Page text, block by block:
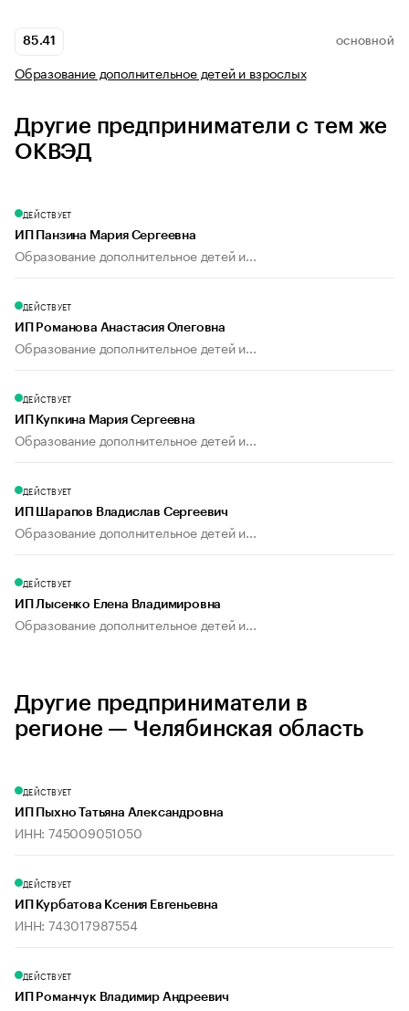
85.41 ОСНОВНОЙ
Образование дополнительное детей и взрослых
Другие предприниматели с тем же
ОКВЭД
ДЕЙСТВУЕТ
ИП Панзина Мария Сергеевна
Образование дополнительное детей и...
ДЕЙСТВУЕТ
ИП Романова Анастасия Олеговна
Образование дополнительное детей и...
ДЕЙСТВУЕТ
ИП Купкина Мария Сергеевна
Образование дополнительное детей и...
ДЕЙСТВУЕТ
ИП Шарапов Владислав Сергеевич
Образование дополнительное детей и...
ДЕЙСТВУЕТ
ИП Лысенко Елена Владимировна
Образование дополнительное детей и...
Другие предприниматели в
регионе — Челябинская область
ДЕЙСТВУЕТ
ИП Пыхно Татьяна Александровна
ИНН: 745009051050
ДЕЙСТВУЕТ
ИП Курбатова Ксения Евгеньевна
ИНН: 743017987554
ДЕЙСТВУЕТ
ИП Романчук Владимир Андреевич